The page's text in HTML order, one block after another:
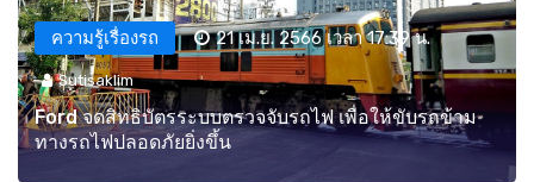
ความรู้เรื่องรถ 21 เม.ย. 2566 เวลา 17:39 น.
Sutisaklim
Ford จดสิทธิบัตรระบบตรวจจับรถไฟ เพื่อให้ขับรถข้าม
ทางรถไฟปลอดภัยยิ่งขึ้น